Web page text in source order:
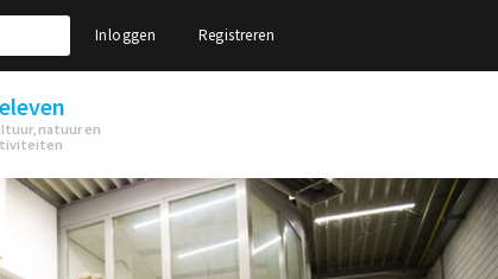
Inloggen Registreren
natuur en